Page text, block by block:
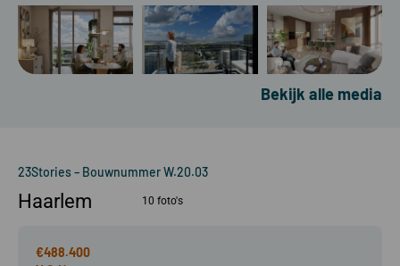
Bekijk alle media
23Stories – Bouwnummer W.20.03
Haarlem 10 foto's
€488.400